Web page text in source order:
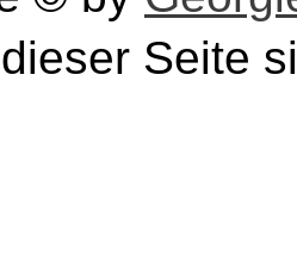
Seite